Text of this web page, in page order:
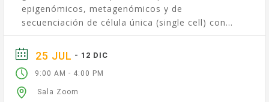
epigenómicos, metagenómicos y de
secuenciación de célula única (single cell) con
generación? Inscripciones ¡No te quedes sin tu...
25 JUL - 12 DIC
9:00 AM - 4:00 PM
Sala Zoom